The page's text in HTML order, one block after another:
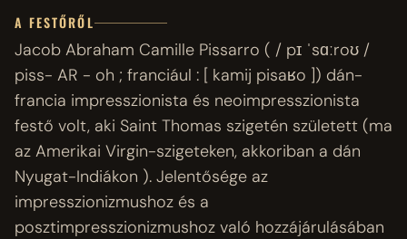
A FESTŐRŐL
Jacob Abraham Camille Pissarro ( / pɪ ˈsɑːroʊ /
piss- AR - oh ; franciául : [ kamij pisaʁo ]) dán-
francia impresszionista és neoimpresszionista
festő volt, aki Saint Thomas szigetén született (ma
az Amerikai Virgin-szigeteken, akkoriban a dán
Nyugat-Indiákon ). Jelentősége az
impresszionizmushoz és a
posztimpresszionizmushoz való hozzájárulásában